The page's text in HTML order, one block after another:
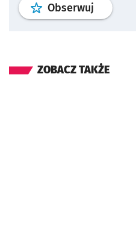
Obserwuj profil
ZOBACZ TAKŻE